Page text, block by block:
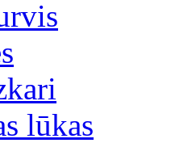
lūkas